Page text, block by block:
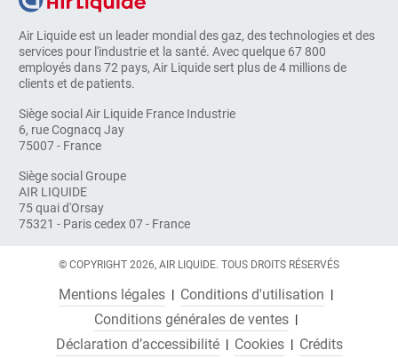
Air Liquide est un leader mondial des gaz, des technologies et des
services pour l'industrie et la santé. Avec quelque 67 800
employés dans 72 pays, Air Liquide sert plus de 4 millions de
clients et de patients.
Siège social Air Liquide France Industrie
6, rue Cognacq Jay
75007 - France
Siège social Groupe
AIR LIQUIDE
75 quai d'Orsay
75321 - Paris cedex 07 - France
© COPYRIGHT 2026, AIR LIQUIDE. TOUS DROITS RÉSERVÉS
Mentions légales
Conditions d'utilisation
Conditions générales de ventes
Déclaration d’accessibilité
Cookies Crédits